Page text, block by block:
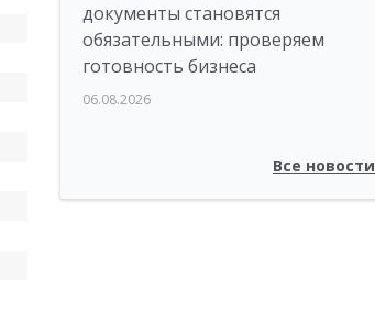
документы становятся
обязательными: проверяем
готовность бизнеса
06.08.2026
Все новости